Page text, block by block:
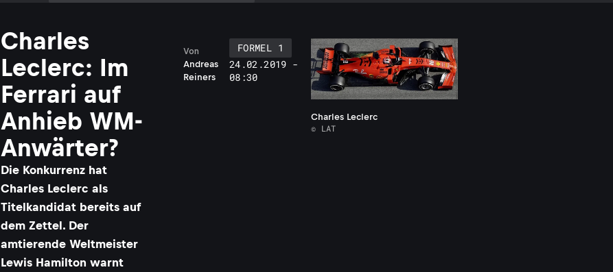
Charles
Leclerc: Im
Ferrari auf
Anhieb WM-
Anwärter?
Die Konkurrenz hat
Charles Leclerc als
Titelkandidat bereits auf
dem Zettel. Der
amtierende Weltmeister
Lewis Hamilton warnt
Andreas
Reiners
Von
FORMEL 1
24.02.2019 -
08:30
Charles Leclerc
© LAT